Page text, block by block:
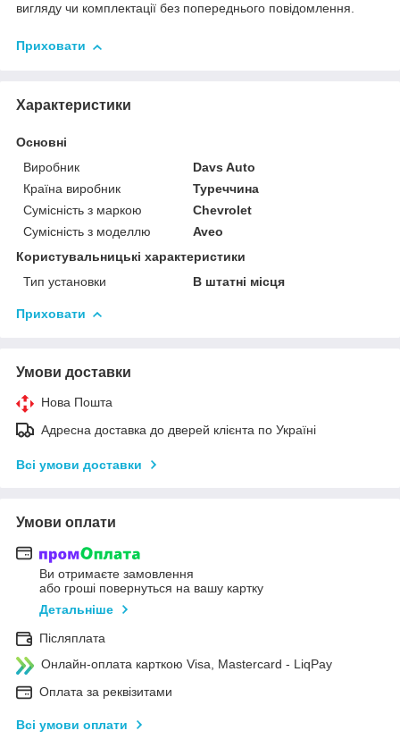
вигляду чи комплектації без попереднього повідомлення.
Приховати
Характеристики
Основні
Виробник
Davs Auto
Країна виробник
Туреччина
Сумісність з маркою
Chevrolet
Сумісність з моделлю
Aveo
Користувальницькі характеристики
Тип установки
В штатні місця
Приховати
Умови доставки
Нова Пошта
Адресна доставка до дверей клієнта по Україні
Всі умови доставки
Умови оплати
Ви отримаєте замовлення
або гроші повернуться на вашу картку
Детальніше
Післяплата
Онлайн-оплата карткою Visa, Mastercard - LiqPay
Оплата за реквізитами
Всі умови оплати